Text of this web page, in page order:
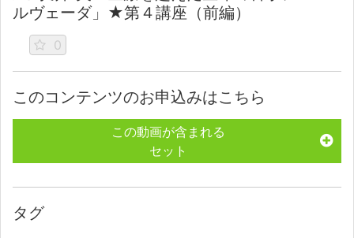
ルヴェーダ」★第４講座（前編）
0
このコンテンツのお申込みはこちら
この動画が含まれる
セット
タグ